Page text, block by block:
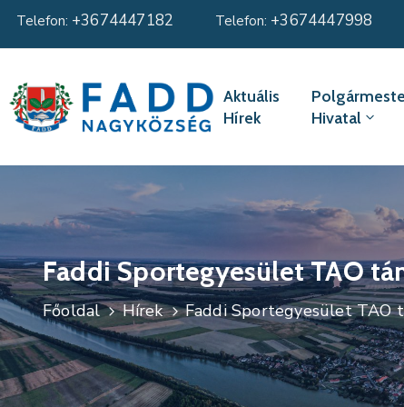
Telefon: +3674447182 Telefon: +3674447998
Aktuális
Hírek
Hivatal
Faddi Sportegyesület TAO
Főoldal Hírek Faddi Sportegyesület TAO